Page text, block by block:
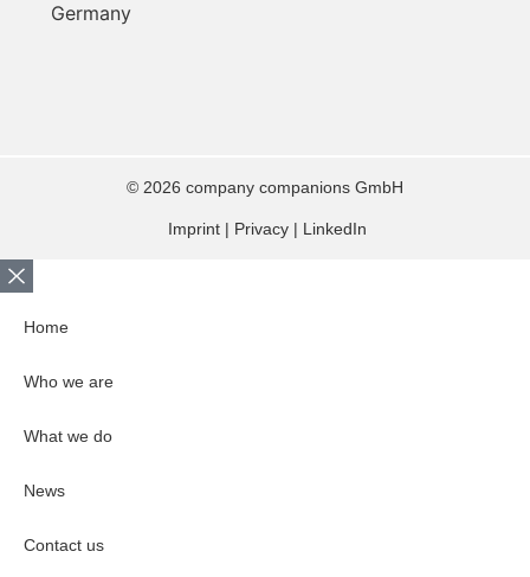
Germany
© 2026 company companions GmbH
Imprint | Privacy | LinkedIn
Home
Who we are
What we do
News
Contact us